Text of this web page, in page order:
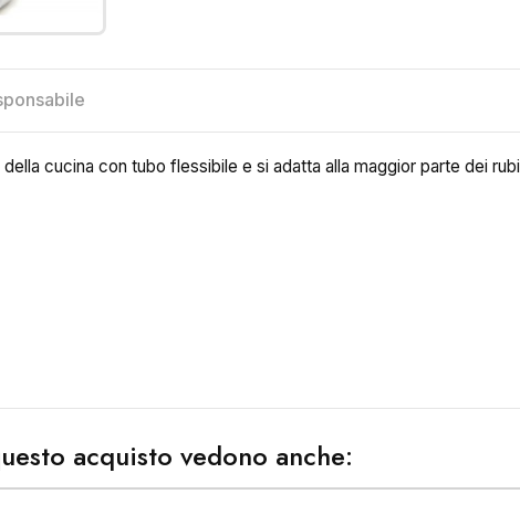
cucina con tubo flessibile e si adatta alla maggior parte dei
acquisto vedono anche:
Crea lista dei desideri